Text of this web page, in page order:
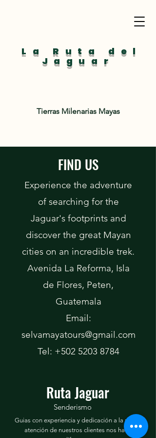
La Ruta del
Jaguar
Tierras Milenarias Mayas
FIND US
Experience the adventure
of searching for the
Jaguar's footprints and
discover the great Mayan
cities on an incredible trek.
Avenida La Reforma, Isla
de Flores, Peten,
Guatemala
Email:
selvamayatours@gmail.com
Tel: +502 5203 8784
Ruta Jaguar
Senderismo
Guias con experiencia y dedicación a la mejor
atención de nuestros clientes nos hace